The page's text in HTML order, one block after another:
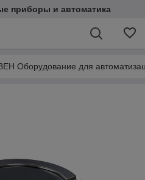
приборы и автоматика
Оборудование для